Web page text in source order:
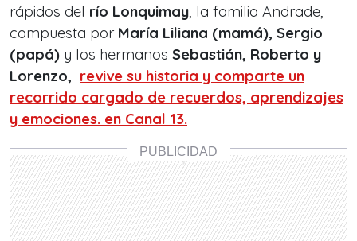
rápidos del río Lonquimay, la familia Andrade,
compuesta por María Liliana (mamá), Sergio
(papá) y los hermanos Sebastián, Roberto y
Lorenzo, revive su historia y comparte un
recorrido cargado de recuerdos, aprendizajes
y emociones. en Canal 13.